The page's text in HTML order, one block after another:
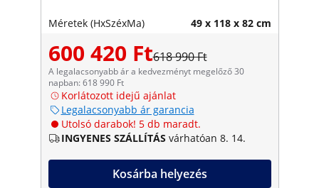
Méretek (HxSzéxMa) 49 x 118 x 82 cm
600 420 Ft618 990 Ft
A legalacsonyabb ár a kedvezményt megelőző 30
napban: 618 990 Ft
Korlátozott idejű ajánlat
Legalacsonyabb ár garancia
Utolsó darabok! 5 db maradt.
INGYENES SZÁLLÍTÁS várhatóan 8. 14.
Kosárba helyezés